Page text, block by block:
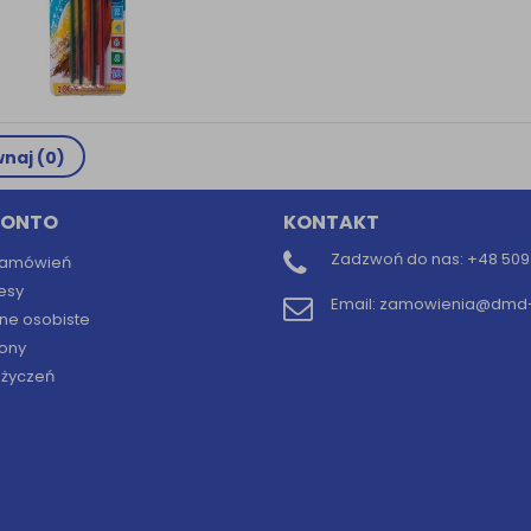
(0)
osobiste
KONTAKT
Zadzwoń do nas: +48 509
Email: